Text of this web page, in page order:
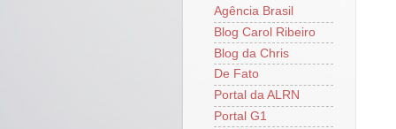
Agência Brasil
Blog Carol Ribeiro
Blog da Chris
De Fato
Portal da ALRN
Portal G1